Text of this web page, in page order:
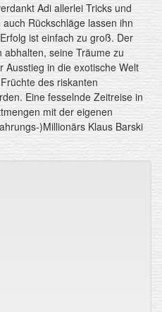
Adi allerlei Tricks und
Rückschläge lassen ihn
ist einfach zu groß. Der
seine Träume zu
Ausstieg in die exotische Welt
des riskanten
Eine fesselnde Zeitreise in
mit der eigenen
)Millionärs Klaus Barski